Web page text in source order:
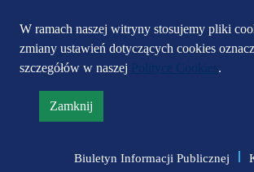
W ramach naszej witryny stosujemy pliki
zmiany ustawień dotyczących cookies
szczegółów w naszej
.
Zamknij
informację
polityce
Biuletyn Informacji Publicznej